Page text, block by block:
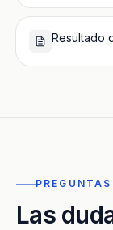
Resultado
Las